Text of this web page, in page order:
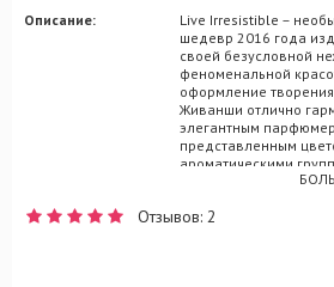
Описание:
Live Irresistible –
шедевр 2016 года
своей безусловной
феноменальной
оформление
Живанши отлично
элегантным
представленным
ароматическими
мастерам
легкости восприятия
Отзывов: 2